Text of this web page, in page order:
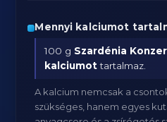
Mennyi kalciumot
100 g Szardénia
kalciumottartalmaz.
A kalcium nemcsak a
szükséges, hanem egyes